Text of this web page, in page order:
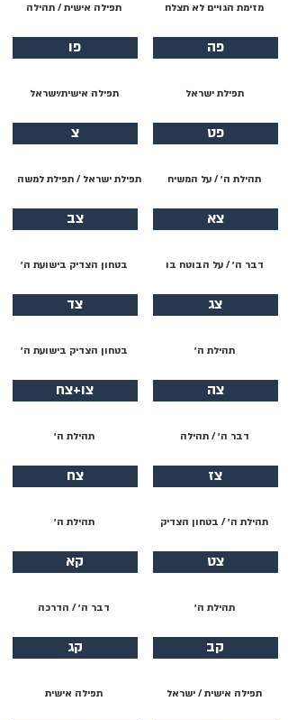
מזימת הגויים לא תצלח
פה
תפילת ישראל
פט
תהילת ה׳ / על המשיח
צא
דבר ה׳ / על הבוטח בו
צג
תהילת ה׳
צה
דבר ה׳ / תהילה
צז
תהילת ה׳ / בטחון הצדיק
צט
תהילת ה׳
קב
תפילה אישית / ישראל
תפילה אישית / תהילה
פו
תפילה אישית/ישראל
צ
תפילת ישראל / תפילת למשה
צב
בטחון הצדיק בישועת ה׳
צד
בטחון הצדיק בישועת ה׳
צו+צח
תהילת ה׳
צח
תהילת ה׳
קא
דבר ה׳ / הדרכה
קג
תפילה אישית